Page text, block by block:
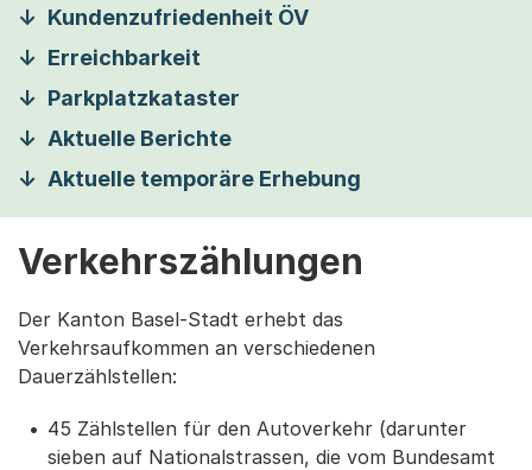
Kundenzufriedenheit ÖV
Erreichbarkeit
Parkplatzkataster
Aktuelle Berichte
Aktuelle temporäre Erhebung
Verkehrszählungen
Der Kanton Basel-Stadt erhebt das
Verkehrsaufkommen an verschiedenen
Dauerzählstellen:
45 Zählstellen für den Autoverkehr (darunter
sieben auf Nationalstrassen, die vom Bundesamt